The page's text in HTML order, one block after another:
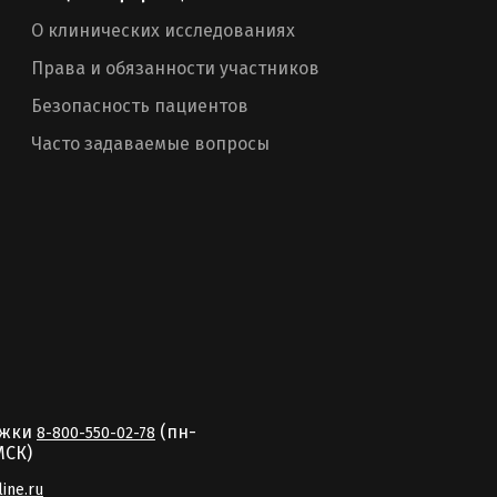
О клинических исследованиях
Права и обязанности участников
Безопасность пациентов
Часто задаваемые вопросы
8-800-550-02-78 (пн-